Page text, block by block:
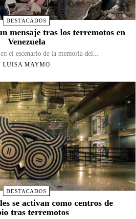
DESTACADOS
mensaje tras los terremotos en
Venezuela
el escenario de la memoria del...
LUISA MAYMO
DESTACADOS
se activan como centros de
tras terremotos